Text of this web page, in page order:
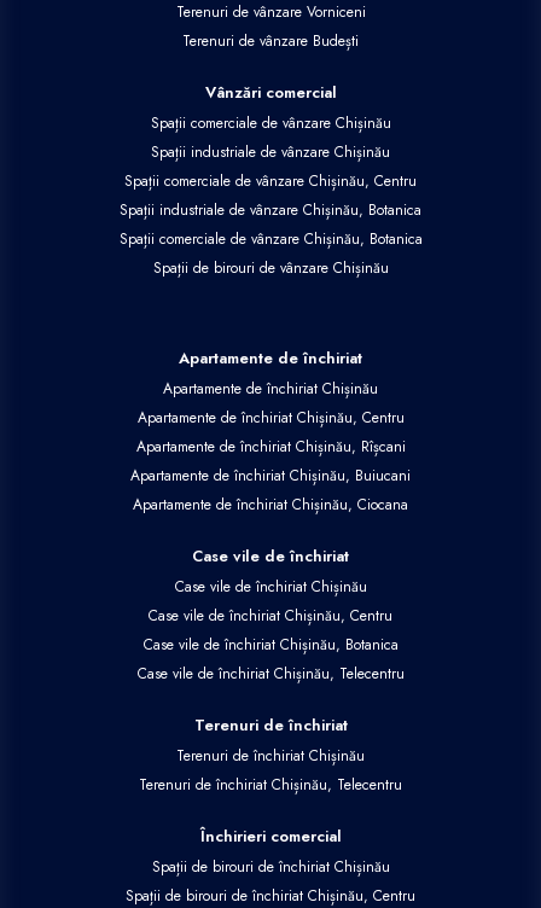
Terenuri de vânzare Vorniceni
Terenuri de vânzare Budești
Vânzări comercial
Spații comerciale de vânzare Chișinău
Spații industriale de vânzare Chișinău
Spații comerciale de vânzare Chișinău, Centru
Spații industriale de vânzare Chișinău, Botanica
Spații comerciale de vânzare Chișinău, Botanica
Spații de birouri de vânzare Chișinău
Apartamente de închiriat
Apartamente de închiriat Chișinău
Apartamente de închiriat Chișinău, Centru
Apartamente de închiriat Chișinău, Rîșcani
Apartamente de închiriat Chișinău, Buiucani
Apartamente de închiriat Chișinău, Ciocana
Case vile de închiriat
Case vile de închiriat Chișinău
Case vile de închiriat Chișinău, Centru
Case vile de închiriat Chișinău, Botanica
Case vile de închiriat Chișinău, Telecentru
Terenuri de închiriat
Terenuri de închiriat Chișinău
Terenuri de închiriat Chișinău, Telecentru
Închirieri comercial
Spații de birouri de închiriat Chișinău
Spații de birouri de închiriat Chișinău, Centru